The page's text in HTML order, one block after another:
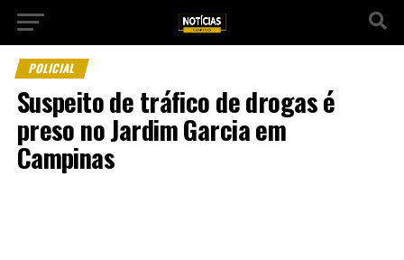
POLICIAL
Suspeito de tráfico de drogas é
preso no Jardim Garcia em
Campinas